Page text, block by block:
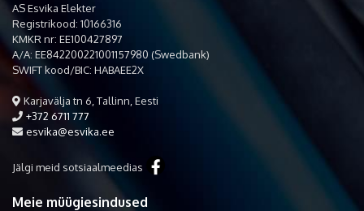
AS Esvika Elekter
Registrikood: 10166316
KMKR nr: EE100427897
A/A: EE842200221001157980 (Swedbank)
SWIFT kood/BIC: HABAEE2X
Karjavälja tn 6, Tallinn, Eesti
+372 6711 777
esvika@esvika.ee
Jälgi meid sotsiaalmeedias
Meie müügiesindused